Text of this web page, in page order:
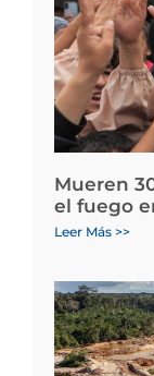
Mueren
el fuego
Leer Más >>